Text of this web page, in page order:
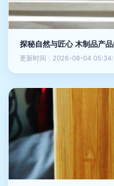
探秘自然与匠心 木制品产
更新时间：2026-08-04